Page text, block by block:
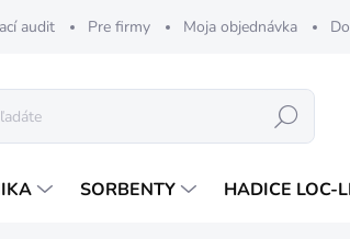
audit Pre firmy Moja objednávka
Hľadať
SORBENTY HADICE LOC-